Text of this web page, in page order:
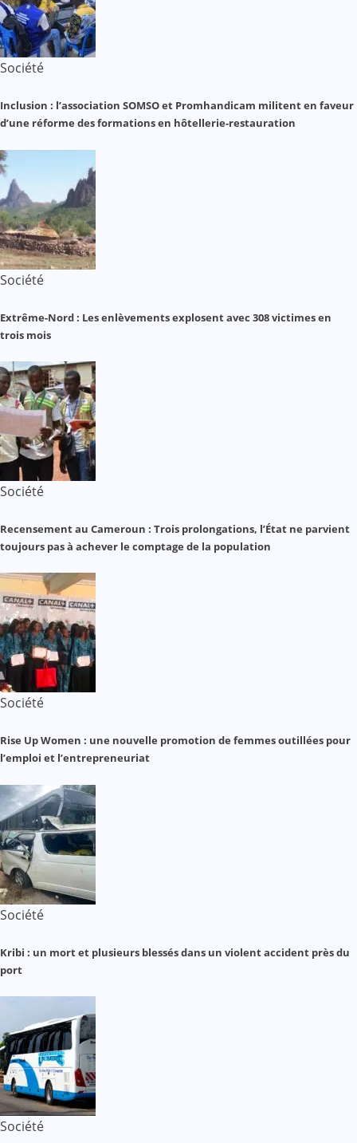
Société
Inclusion : l’association SOMSO et Promhandicam militent en faveur
d’une réforme des formations en hôtellerie-restauration
Société
Extrême-Nord : Les enlèvements explosent avec 308 victimes en
trois mois
Société
Recensement au Cameroun : Trois prolongations, l’État ne parvient
toujours pas à achever le comptage de la population
Société
Rise Up Women : une nouvelle promotion de femmes outillées pour
l’emploi et l’entrepreneuriat
Société
Kribi : un mort et plusieurs blessés dans un violent accident près du
port
Société